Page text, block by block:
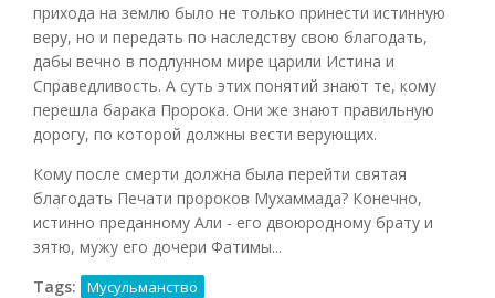
прихода на землю было не только принести истинную
веру, но и передать по наследству свою благодать,
дабы вечно в подлунном мире царили Истина и
Справедливость. А суть этих понятий знают те, кому
перешла барака Пророка. Они же знают правильную
дорогу, по которой должны вести верующих.
Кому после смерти должна была перейти святая
благодать Печати пророков Мухаммада? Конечно,
истинно преданному Али - его двоюродному брату и
зятю, мужу его дочери Фатимы...
Tags:
Мусульманство